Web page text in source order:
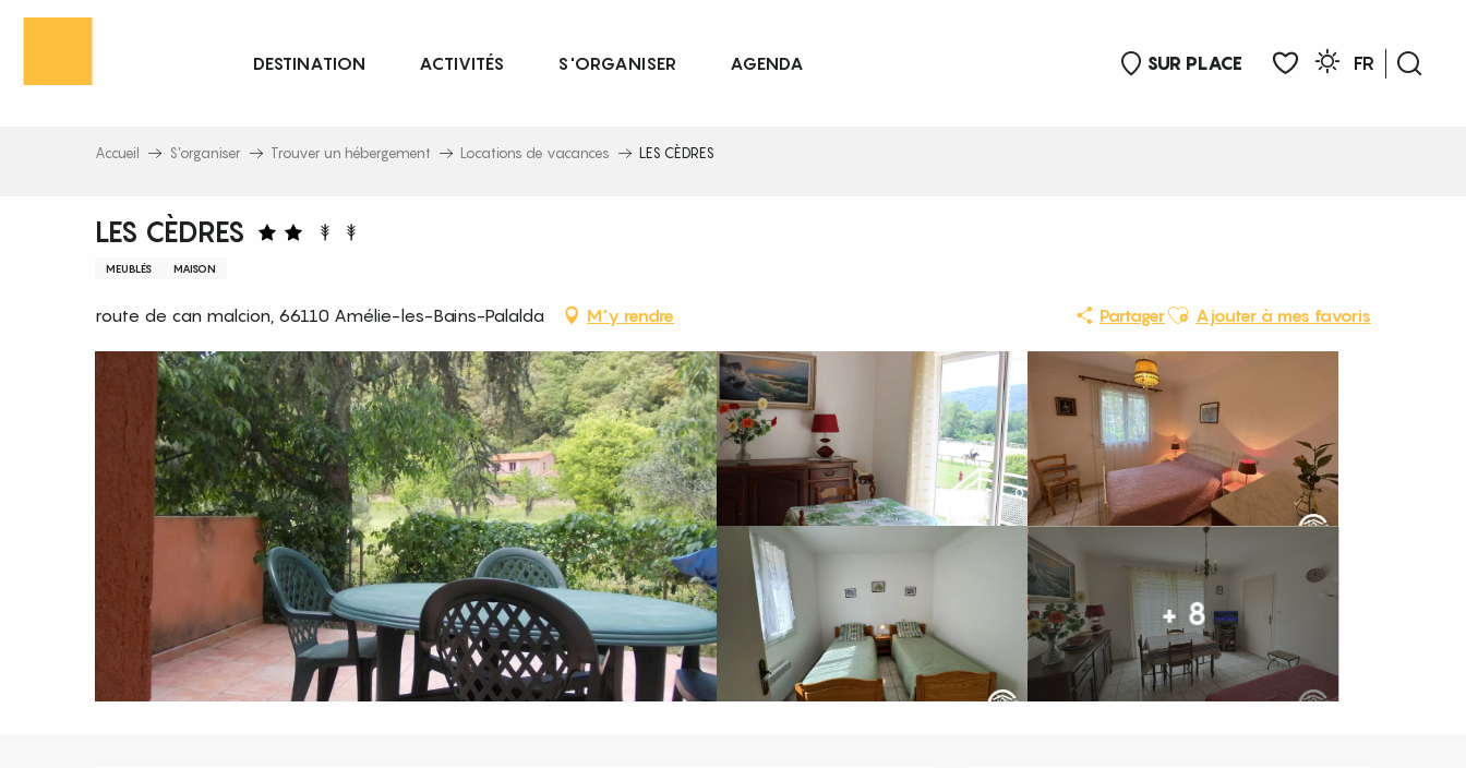
Aller
principal
SUR PLACE
FR
DESTINATION ACTIVITÉS S'ORGANISER AGENDA
Accueil S’organiser Trouver un hébergement Locations de vacances LES CÈDRES
LES CÈDRES
MEUBLÉS MAISON
route de can malcion, 66110 Amélie-les-Bains-Palalda M'y rendre PartagerAjouter aux favoris
Ajouter à mes favoris
+ 8